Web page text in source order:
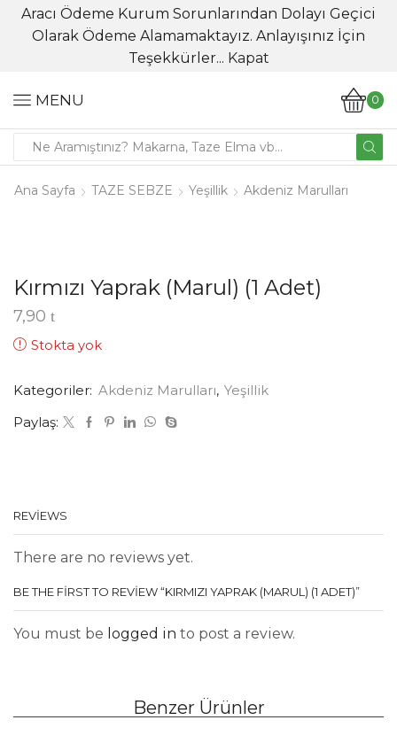
Aracı Ödeme Kurum Sorunlarından Dolayı Geçici
Olarak Ödeme Alamamaktayız. Anlayışınız İçin
Teşekkürler... Kapat
MENU 0
Ana Sayfa TAZE SEBZE Yeşillik Akdeniz Marulları
Kırmızı Yaprak (Marul) (1 Adet)
7,90
Stokta yok
Kategoriler: Akdeniz Marulları, Yeşillik
Paylaş:
REVIEWS
There are no reviews yet.
BE THE FIRST TO REVIEW “KIRMIZI YAPRAK (MARUL) (1 ADET)”
You must be logged in to post a review.
Benzer Ürünler